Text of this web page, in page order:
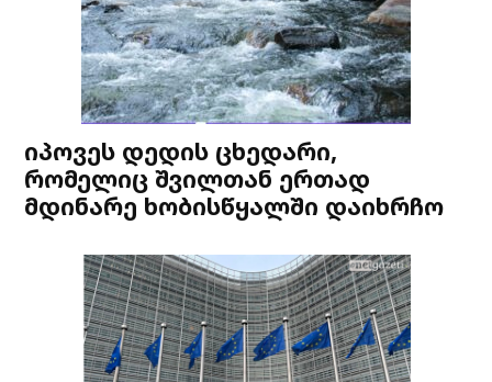
იპოვეს დედის ცხედარი,
რომელიც შვილთან ერთად
მდინარე ხობისწყალში დაიხრჩო